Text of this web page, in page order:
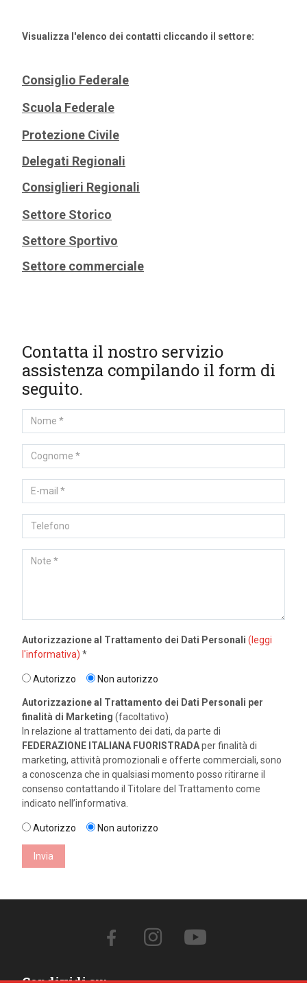
Visualizza l'elenco dei contatti cliccando il settore:
Consiglio Federale
Scuola Federale
Protezione Civile
Delegati Regionali
Consiglieri Regionali
Settore Storico
Settore Sportivo
Settore commerciale
Contatta il nostro servizio
assistenza compilando il form di
seguito.
Autorizzazione al Trattamento dei Dati Personali (leggi
l'informativa) *
Autorizzo Non autorizzo
Autorizzazione al Trattamento dei Dati Personali per
finalità di Marketing (facoltativo)
In relazione al trattamento dei dati, da parte di
FEDERAZIONE ITALIANA FUORISTRADAper finalità di
marketing, attività promozionali e offerte commerciali, sono
a conoscenza che in qualsiasi momento posso ritirarne il
consenso contattando il Titolare del Trattamento come
indicato nell’informativa.
Autorizzo Non autorizzo
Invia
Condividi su: